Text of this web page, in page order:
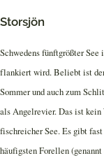
Storsjön
Schwedens fünftgrößter See
flankiert wird. Beliebt ist
Sommer und auch zum
als Angelrevier. Das ist kein
fischreicher See. Es gibt
häufigsten Forellen